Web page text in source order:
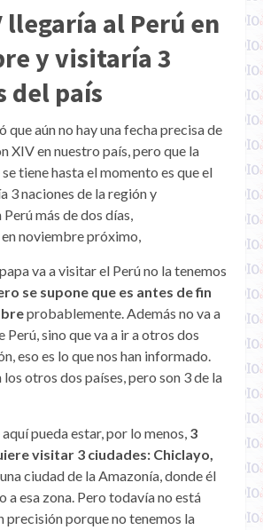
llegaría al Perú en
y visitaría 3
del país
que aún no hay una fecha precisa de
XIV en nuestro país, pero que la
tiene hasta el momento es que el
3 naciones de la región y
más de dos días,
noviembre próximo,
va a visitar el Perú no la tenemos
se supone que es antes de fin
probablemente. Además no va a
sino que va a ir a otros dos
eso es lo que nos han informado.
los otros dos países, pero son 3 de la
pueda estar, por lo menos, 3
visitar 3 ciudades: Chiclayo,
ciudad de la Amazonía, donde él
a esa zona. Pero todavía no está
precisión porque no tenemos la